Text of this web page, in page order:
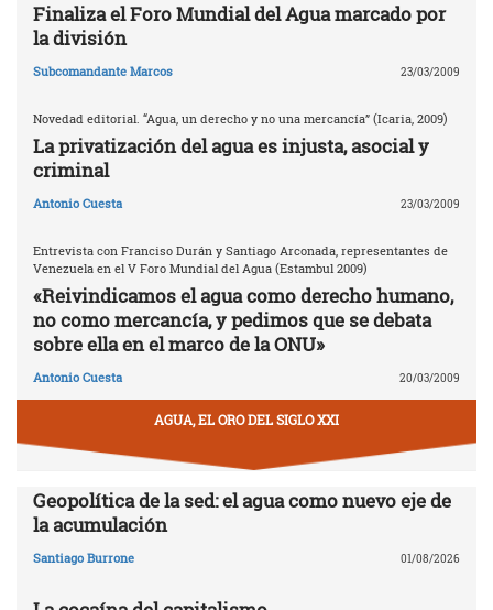
Finaliza el Foro Mundial del Agua marcado por
la división
Subcomandante Marcos 23/03/2009
Novedad editorial. “Agua, un derecho y no una mercancía” (Icaria, 2009)
La privatización del agua es injusta, asocial y
criminal
Antonio Cuesta 23/03/2009
Entrevista con Franciso Durán y Santiago Arconada, representantes de
Venezuela en el V Foro Mundial del Agua (Estambul 2009)
«Reivindicamos el agua como derecho humano,
no como mercancía, y pedimos que se debata
sobre ella en el marco de la ONU»
Antonio Cuesta 20/03/2009
AGUA, EL ORO DEL SIGLO XXI
Geopolítica de la sed: el agua como nuevo eje de
la acumulación
Santiago Burrone 01/08/2026